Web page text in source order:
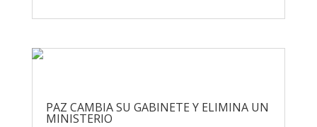
PAZ CAMBIA SU GABINETE Y ELIMINA UN
MINISTERIO